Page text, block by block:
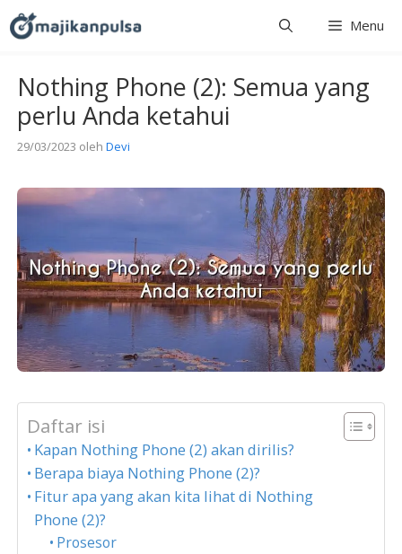
Langsung
ke
Menu
Nothing Phone (2): Semua yang
perlu Anda ketahui
29/03/2023 oleh Devi
Daftar isi
Kapan Nothing Phone (2) akan dirilis?
Berapa biaya Nothing Phone (2)?
Fitur apa yang akan kita lihat di Nothing
Phone (2)?
Prosesor